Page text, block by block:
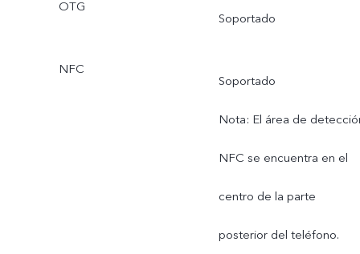
OTG
Soportado
NFC
Soportado
Nota: El área de
NFC se encuentra en el
centro de la parte
posterior del teléfono.